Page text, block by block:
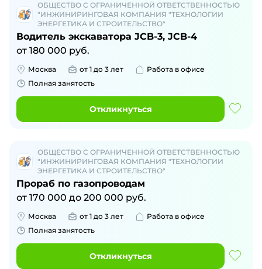
ОБЩЕСТВО С ОГРАНИЧЕННОЙ ОТВЕТСТВЕННОСТЬЮ
"ИНЖИНИРИНГОВАЯ КОМПАНИЯ "ТЕХНОЛОГИИ
ЭНЕРГЕТИКА И СТРОИТЕЛЬСТВО"
Водитель экскаватора JCB-3, JCB-4
от 180 000 руб.
Москва от 1 до 3 лет
Работа в офисе
Полная занятость
Откликнуться
ОБЩЕСТВО С ОГРАНИЧЕННОЙ ОТВЕТСТВЕННОСТЬЮ
"ИНЖИНИРИНГОВАЯ КОМПАНИЯ "ТЕХНОЛОГИИ
ЭНЕРГЕТИКА И СТРОИТЕЛЬСТВО"
Прораб по газопроводам
от 170 000 до 200 000 руб.
Москва от 1 до 3 лет
Работа в офисе
Полная занятость
Откликнуться